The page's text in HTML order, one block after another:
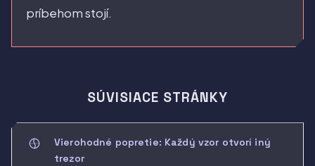
príbehom stojí.
SÚVISIACE STRÁNKY
Vierohodné popretie: Každý vzor otvorí iný
trezor